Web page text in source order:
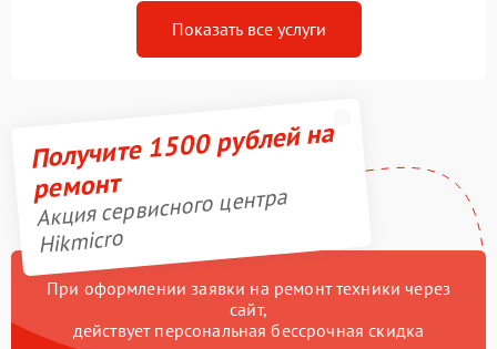
Показать все услуги
Получите 1500 рублей на
ремонт
Акция сервисного центра
Hikmicro
При оформлении заявки на ремонт техники через
сайт,
действует персональная бессрочная скидка